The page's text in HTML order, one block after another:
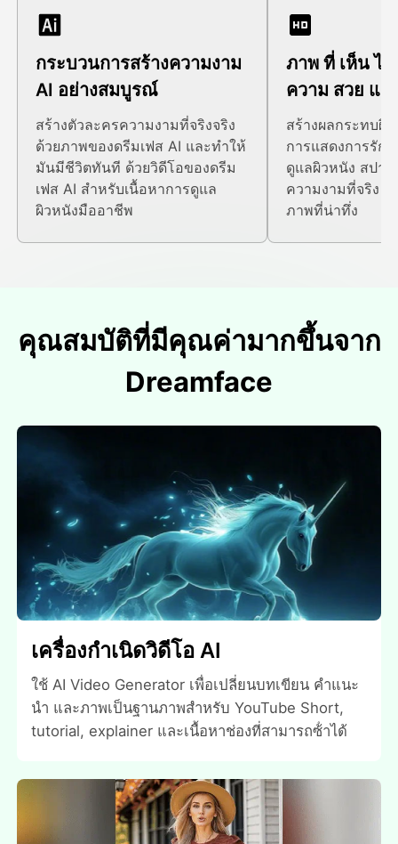
กระบวนการสร้างความงาม
AI อย่างสมบูรณ์
สร้างตัวละครความงามที่จริงจริง
ด้วยภาพของดรีมเฟส AI และทําให้
มันมีชีวิตทันที ด้วยวิดีโอของดรีม
เฟส AI สําหรับเนื้อหาการดูแล
ผิวหนังมืออาชีพ
ภาพ ที่ เห็น ไ
ความ สวย แล
สร้างผลกระทบผิ
การแสดงการรัก
ดูแลผิวหนัง สปา
ความงามที่จริง
ภาพที่น่าทึ่ง
คุณสมบัติที่มีคุณค่ามากขึ้นจาก
Dreamface
เครื่องกําเนิดวิดีโอ AI
ใช้ AI Video Generator เพื่อเปลี่ยนบทเขียน คําแนะ
นํา และภาพเป็นฐานภาพสําหรับ YouTube Short,
tutorial, explainer และเนื้อหาช่องที่สามารถซ้ําได้